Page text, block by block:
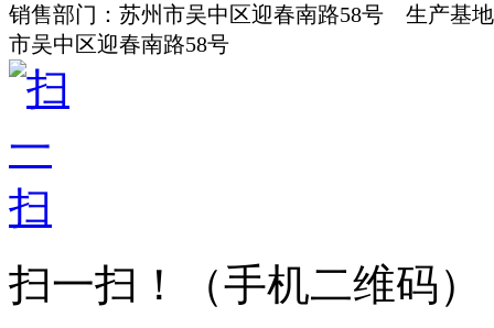
销售部门：苏州市吴中区迎春南路58号 生产基
市吴中区迎春南路58号
扫一扫！ （手机二维码）